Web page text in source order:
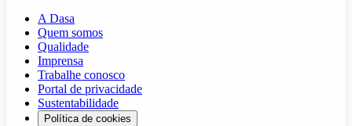
A Dasa
Quem somos
Qualidade
Imprensa
Trabalhe conosco
Portal de privacidade
Sustentabilidade
Política de cookies